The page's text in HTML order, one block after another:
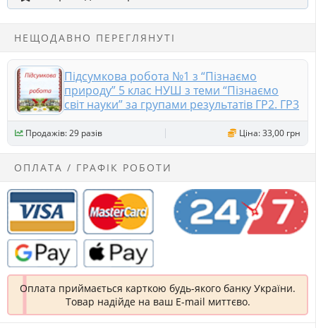
НЕЩОДАВНО ПЕРЕГЛЯНУТІ
Підсумкова робота №1 з “Пізнаємо
природу” 5 клас НУШ з теми “Пізнаємо
світ науки” за групами результатів ГР2. ГР3
Продажів: 29 разів Ціна: 33,00 грн
ОПЛАТА / ГРАФІК РОБОТИ
Оплата приймається карткою будь-якого банку України.
Товар надійде на ваш E-mail миттєво.